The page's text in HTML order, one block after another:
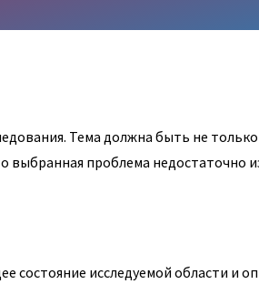
Тема должна быть не только
выбранная проблема недостаточно
состояние исследуемой области и